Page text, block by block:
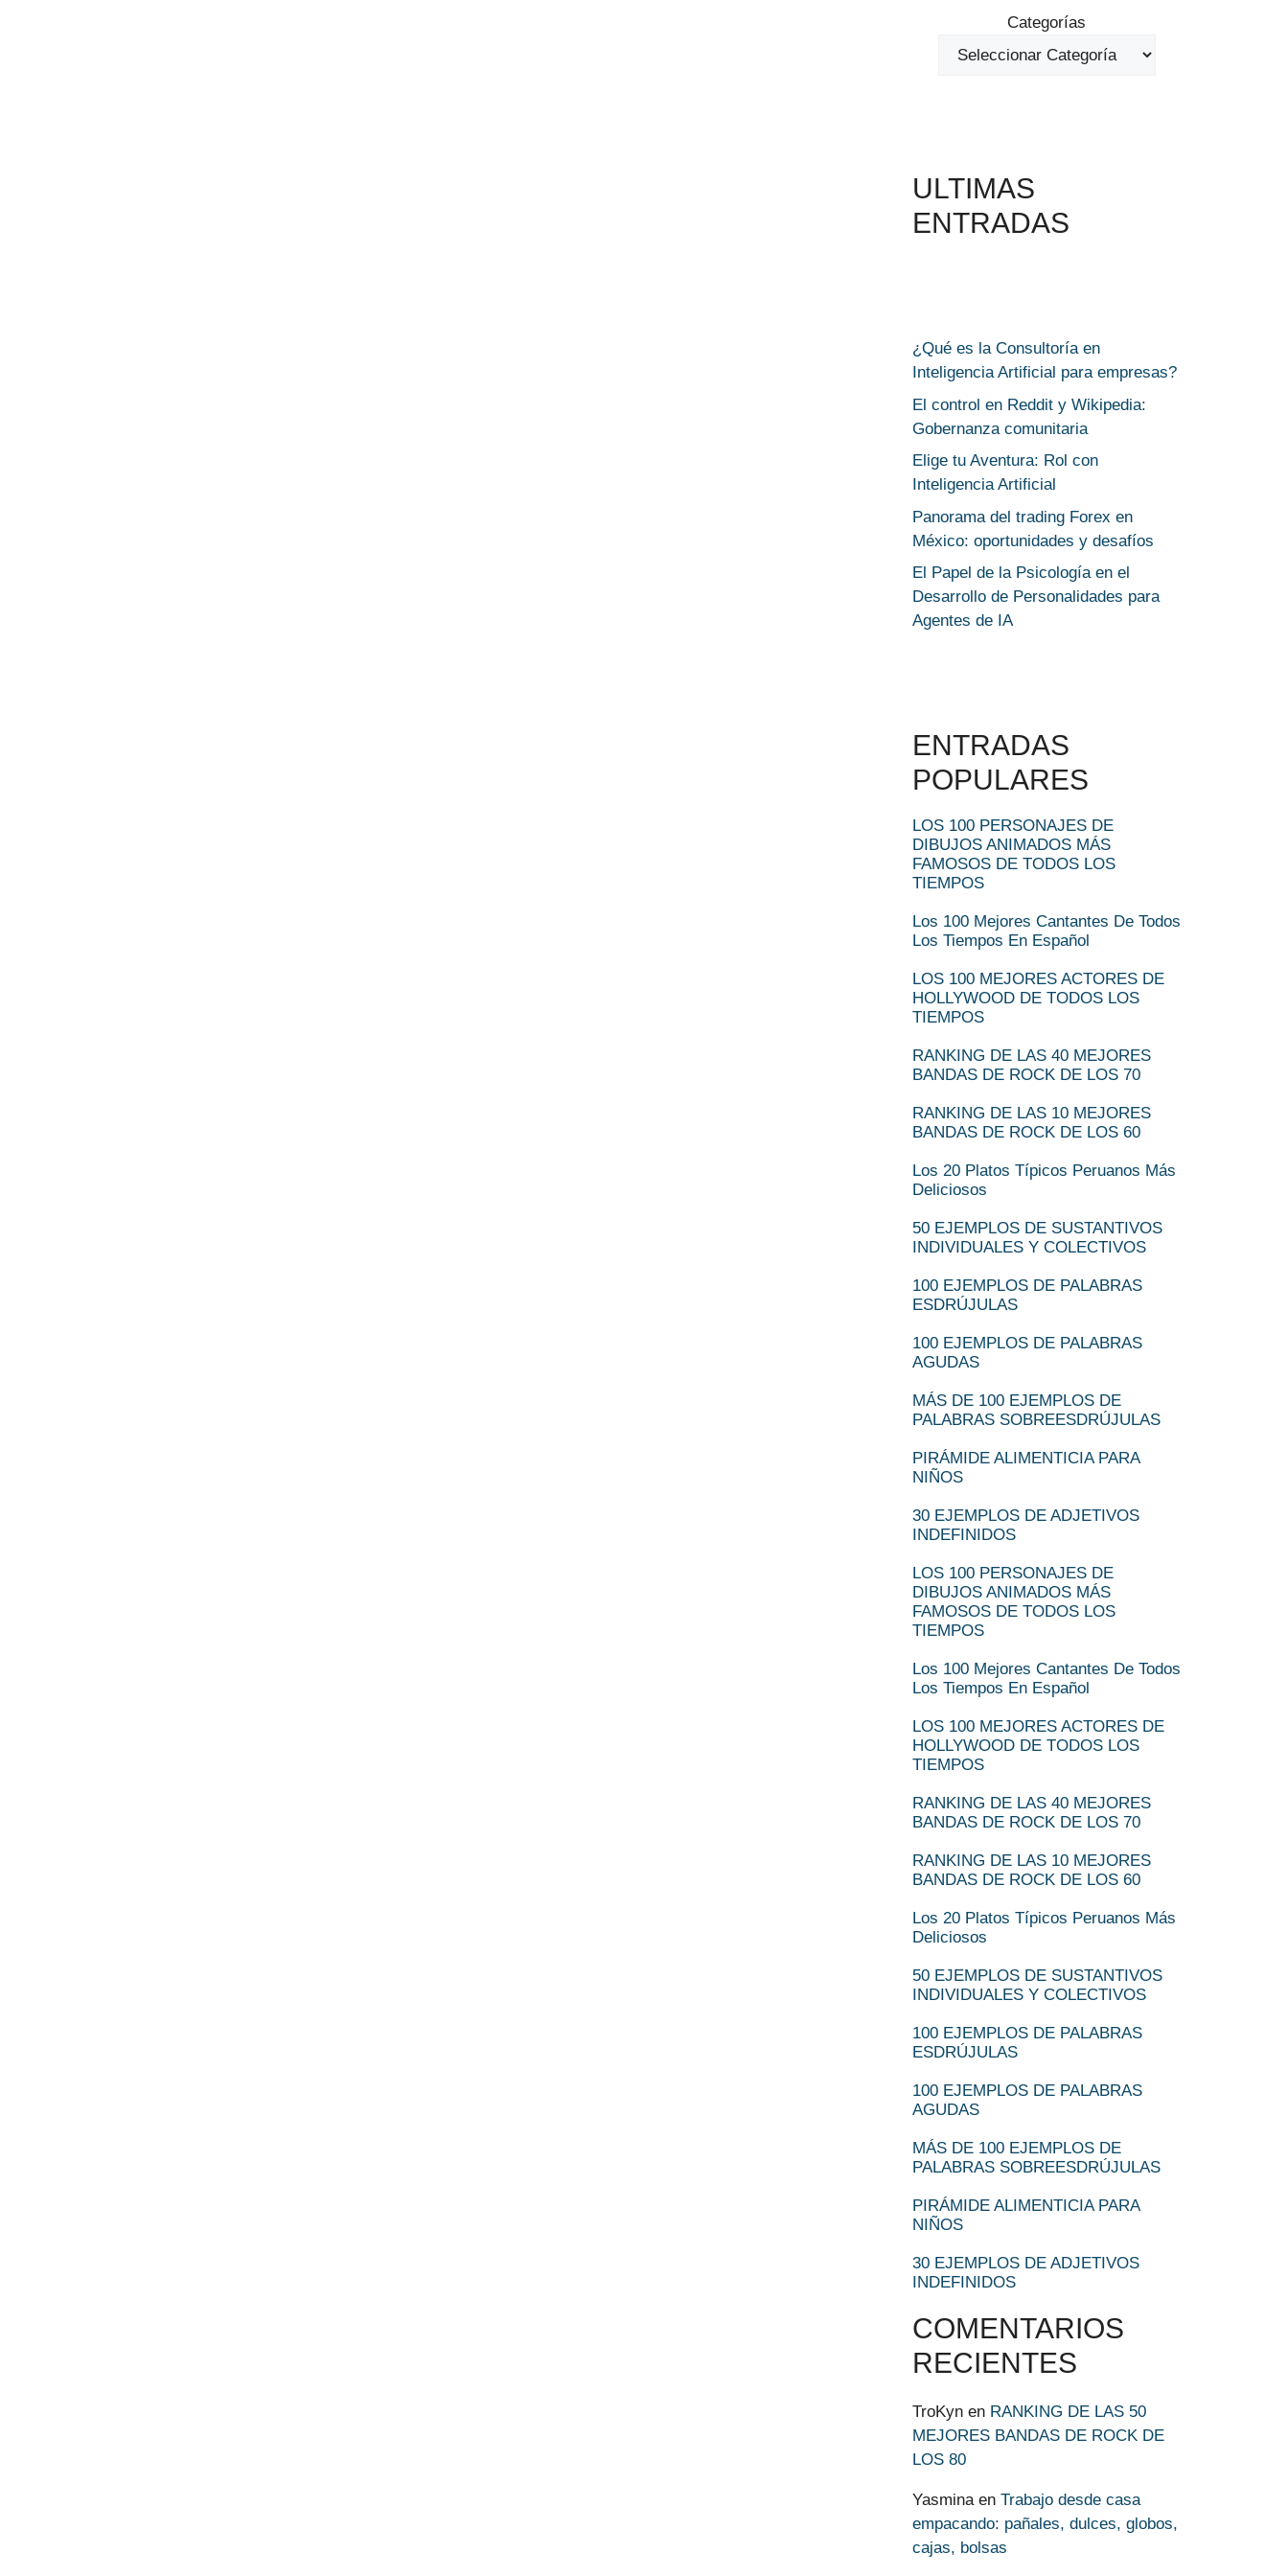
Categorías
ULTIMAS
ENTRADAS
¿Qué es la Consultoría en
Inteligencia Artificial para empresas?
El control en Reddit y Wikipedia:
Gobernanza comunitaria
Elige tu Aventura: Rol con
Inteligencia Artificial
Panorama del trading Forex en
México: oportunidades y desafíos
El Papel de la Psicología en el
Desarrollo de Personalidades para
Agentes de IA
ENTRADAS
POPULARES
LOS 100 PERSONAJES DE
DIBUJOS ANIMADOS MÁS
FAMOSOS DE TODOS LOS
TIEMPOS
Los 100 Mejores Cantantes De Todos
Los Tiempos En Español
LOS 100 MEJORES ACTORES DE
HOLLYWOOD DE TODOS LOS
TIEMPOS
RANKING DE LAS 40 MEJORES
BANDAS DE ROCK DE LOS 70
RANKING DE LAS 10 MEJORES
BANDAS DE ROCK DE LOS 60
Los 20 Platos Típicos Peruanos Más
Deliciosos
50 EJEMPLOS DE SUSTANTIVOS
INDIVIDUALES Y COLECTIVOS
100 EJEMPLOS DE PALABRAS
ESDRÚJULAS
100 EJEMPLOS DE PALABRAS
AGUDAS
MÁS DE 100 EJEMPLOS DE
PALABRAS SOBREESDRÚJULAS
PIRÁMIDE ALIMENTICIA PARA
NIÑOS
30 EJEMPLOS DE ADJETIVOS
INDEFINIDOS
LOS 100 PERSONAJES DE
DIBUJOS ANIMADOS MÁS
FAMOSOS DE TODOS LOS
TIEMPOS
Los 100 Mejores Cantantes De Todos
Los Tiempos En Español
LOS 100 MEJORES ACTORES DE
HOLLYWOOD DE TODOS LOS
TIEMPOS
RANKING DE LAS 40 MEJORES
BANDAS DE ROCK DE LOS 70
RANKING DE LAS 10 MEJORES
BANDAS DE ROCK DE LOS 60
Los 20 Platos Típicos Peruanos Más
Deliciosos
50 EJEMPLOS DE SUSTANTIVOS
INDIVIDUALES Y COLECTIVOS
100 EJEMPLOS DE PALABRAS
ESDRÚJULAS
100 EJEMPLOS DE PALABRAS
AGUDAS
MÁS DE 100 EJEMPLOS DE
PALABRAS SOBREESDRÚJULAS
PIRÁMIDE ALIMENTICIA PARA
NIÑOS
30 EJEMPLOS DE ADJETIVOS
INDEFINIDOS
COMENTARIOS
RECIENTES
TroKyn en RANKING DE LAS 50
MEJORES BANDAS DE ROCK DE
LOS 80
Yasminaen Trabajo desde casa
empacando: pañales, dulces, globos,
cajas, bolsas